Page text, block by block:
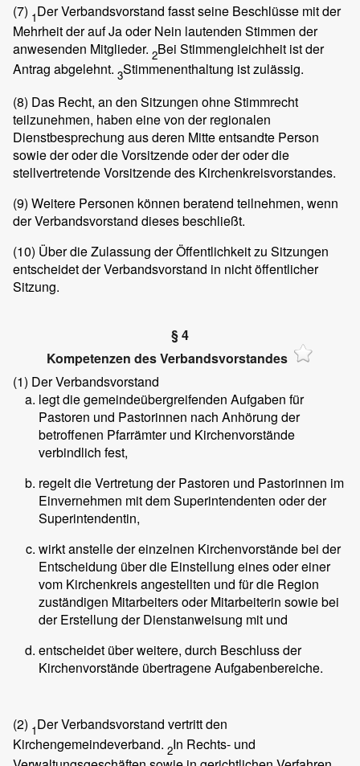
(7) 1Der Verbandsvorstand fasst seine Beschlüsse mit der
Mehrheit der auf Ja oder Nein lautenden Stimmen der
anwesenden Mitglieder. 2Bei Stimmengleichheit ist der
Antrag abgelehnt. 3Stimmenenthaltung ist zulässig.
(8) Das Recht, an den Sitzungen ohne Stimmrecht
teilzunehmen, haben eine von der regionalen
Dienstbesprechung aus deren Mitte entsandte Person
sowie der oder die Vorsitzende oder der oder die
stellvertretende Vorsitzende des Kirchenkreisvorstandes.
(9) Weitere Personen können beratend teilnehmen, wenn
der Verbandsvorstand dieses beschließt.
(10) Über die Zulassung der Öffentlichkeit zu Sitzungen
entscheidet der Verbandsvorstand in nicht öffentlicher
Sitzung.
§ 4
Kompetenzen des Verbandsvorstandes
(1) Der Verbandsvorstand
legt die gemeindeübergreifenden Aufgaben für
Pastoren und Pastorinnen nach Anhörung der
betroffenen Pfarrämter und Kirchenvorstände
verbindlich fest,
regelt die Vertretung der Pastoren und Pastorinnen im
Einvernehmen mit dem Superintendenten oder der
Superintendentin,
wirkt anstelle der einzelnen Kirchenvorstände bei der
Entscheidung über die Einstellung eines oder einer
vom Kirchenkreis angestellten und für die Region
zuständigen Mitarbeiters oder Mitarbeiterin sowie bei
der Erstellung der Dienstanweisung mit und
entscheidet über weitere, durch Beschluss der
Kirchenvorstände übertragene Aufgabenbereiche.
(2) 1Der Verbandsvorstand vertritt den
Kirchengemeindeverband. 2In Rechts- und